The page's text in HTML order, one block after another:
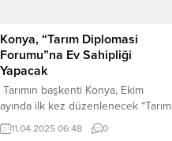
vatandaşlarla birlikte sıra
beklemesi, takdirle karşılandı.
Haber Merkezi – Milletvekillerine
kamu hizmetlerinden öncelikli
yararlanma hakkı tanınmasına
rağmen, bu ayrıcalığı kullanmayı
tercih etmeyen Ferit Şenyaşar,
Konya, “Tarım Diplomasi
Forumu”na Ev Sahipliği
Yapacak
Tarımın başkenti Konya, Ekim
ayında ilk kez düzenlenecek “Tarım
Diplomasisi Forumu”na ev sahipliği
yapacak. Tarımsal Strateji ve Politika
11.04.2025 06:48 0